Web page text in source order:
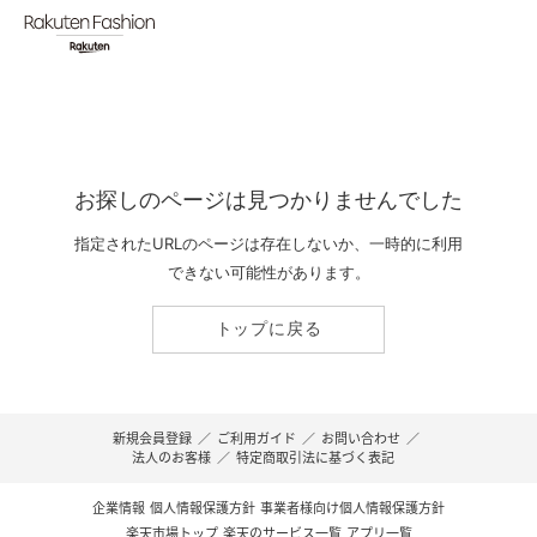
お探しのページは見つかりませんでした
指定されたURLのページは存在しないか、一時的に利用
できない可能性があります。
トップに戻る
新規会員登録 ／ ご利用ガイド ／ お問い合わせ ／
法人のお客様 ／ 特定商取引法に基づく表記
企業情報 個人情報保護方針 事業者様向け個人情報保護方針
楽天市場トップ 楽天のサービス一覧 アプリ一覧